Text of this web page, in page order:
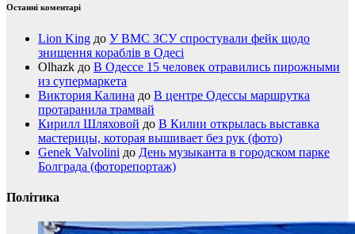
Останні коментарі
Lion King до У ВМС ЗСУ спростували фейк щодо
знищення кораблів в Одесі
Olhazk до В Одессе 15 человек отравились пирожными
из супермаркета
Виктория Калина до В центре Одессы маршрутка
протаранила трамвай
Кирилл Шляховой до В Килии открылась выставка
мастерицы, которая вышивает без рук (фото)
Genek Valvolini до День музыканта в городском парке
Болграда (фоторепортаж)
Політика